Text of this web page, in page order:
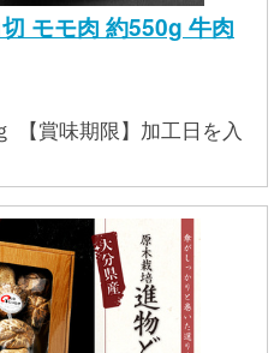
モモ肉 約550g 牛肉
【賞味期限】加工日を入